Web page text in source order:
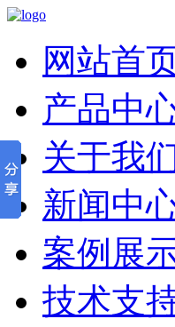
网站首
产品中
关于我
新闻中
案例展
技术支